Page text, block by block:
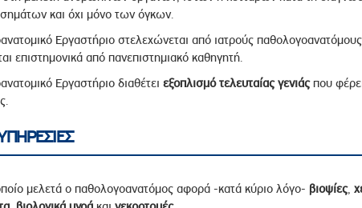
των Δικαιωμάτων των
και όχι μόνο των όγκων.
Εργαστήριο στελεχώνεται από ιατρούς
επιστημονικά από πανεπιστημιακό καθηγητή.
Εργαστήριο διαθέτει εξοπλισμό τελευταίας γενιάςπου
μελετά ο παθολογοανατόμος αφορά -κατά κύριο λόγο- βιοψίες,